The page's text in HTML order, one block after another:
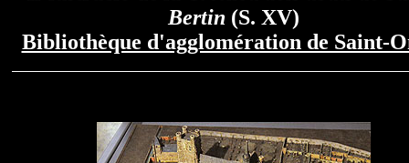
Bertin (S. XV)
Bibliothèque d'agglomération de Saint-